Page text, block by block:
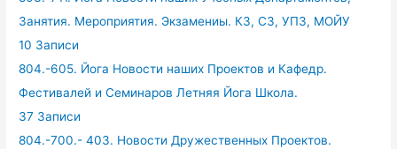
Занятия. Мероприятия. Экзамениы. КЗ, СЗ, УПЗ, МОЙУ
10 Записи
804.-605. Йога Новости наших Проектов и Кафедр.
Фестивалей и Семинаров Летняя Йога Школа.
37 Записи
804.-700.- 403. Новости Дружественных Проектов.